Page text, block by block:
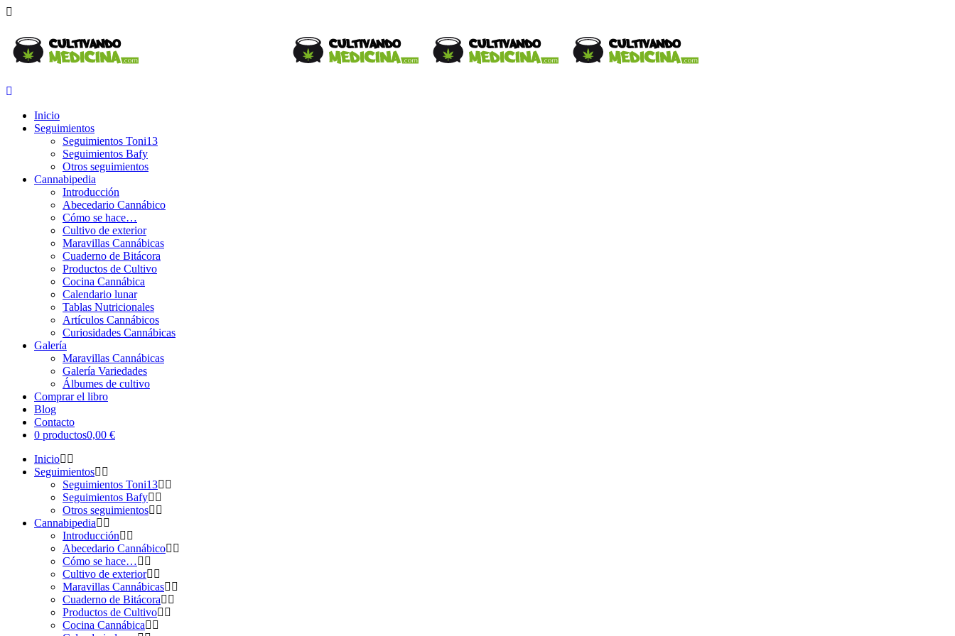
Inicio
Seguimientos
Seguimientos Toni13
Seguimientos Bafy
Otros seguimientos
Cannabipedia
Introducción
Abecedario Cannábico
Cómo se hace…
Cultivo de exterior
Maravillas Cannábicas
Cuaderno de Bitácora
Productos de Cultivo
Cocina Cannábica
Calendario lunar
Tablas Nutricionales
Artículos Cannábicos
Curiosidades Cannábicas
Galería
Maravillas Cannábicas
Galería Variedades
Álbumes de cultivo
Comprar el libro
Blog
Contacto
0 productos0,00 €
Inicio
Seguimientos
Seguimientos Toni13
Seguimientos Bafy
Otros seguimientos
Cannabipedia
Introducción
Abecedario Cannábico
Cómo se hace…
Cultivo de exterior
Maravillas Cannábicas
Cuaderno de Bitácora
Productos de Cultivo
Cocina Cannábica